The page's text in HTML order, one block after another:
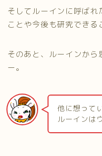
そしてルーインに呼ば
ことや今後も研究でき
そのあと、ルーインか
ー。
他に想って
ルーインは